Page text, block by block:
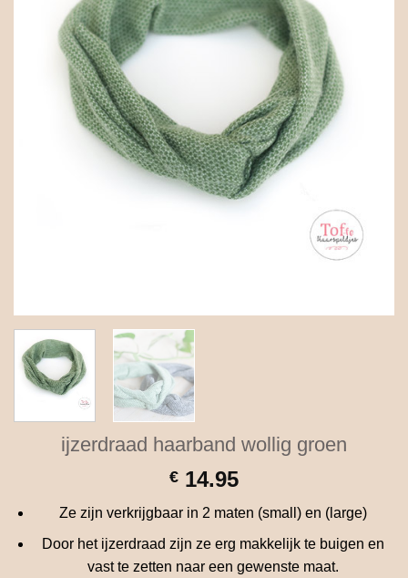
ijzerdraad haarband wollig groen
€ 14.95
Ze zijn verkrijgbaar in 2 maten (small) en (large)
Door het ijzerdraad zijn ze erg makkelijk te buigen en
vast te zetten naar een gewenste maat.